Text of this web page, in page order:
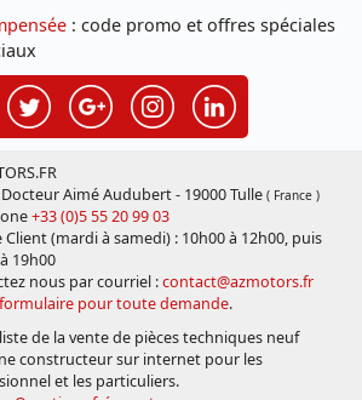
: code promo et offres spéciales
Aimé Audubert - 19000 Tulle ( France )
+33 (0)5 55 20 99 03
Client (mardi à samedi) : 10h00 à 12h00, puis
19h00
nous par courriel :contact@azmotors.fr
formulaire pour toute demande.
de la vente de pièces techniques neuf
constructeur sur internet pour les
et les particuliers.